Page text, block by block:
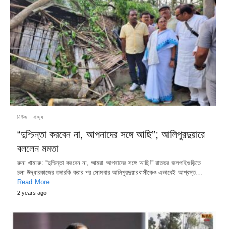
নিউজ রাজ্য
“দুশ্চিন্তা করবেন না, আপনাদের সঙ্গে আছি”; আলিপুরদুয়ারে
বললেন মমতা
রুনা খামারু: “দুশ্চিন্তা করবেন না, আমরা আপনাদের সঙ্গে আছি!” রাতভর জলপাইগুড়িতে
চলা উদ্ধারকাজের তদারকি করার পর সোমবার আলিপুরদুয়ারবাসীকেও এভাবেই আশ্বস্ত…
Read More
2 years ago